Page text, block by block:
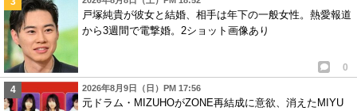
戸塚純貴が彼女と結婚、相手は年下の一般女性。熱愛報道
から3週間で電撃婚。2ショット画像あり
0
2026年8月9日（日）PM 17:56
元ドラム・MIZUHOがZONE再結成に意欲、消えたMIYU